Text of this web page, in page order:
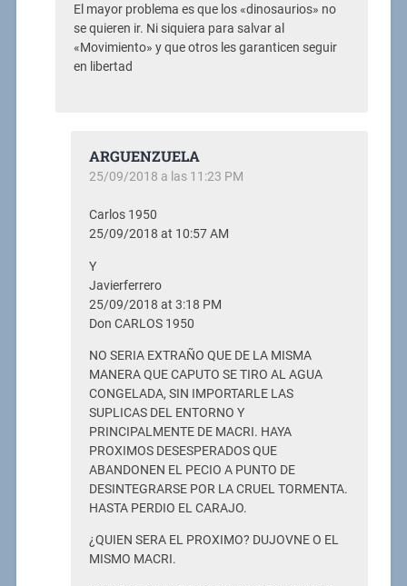
El mayor problema es que los «dinosaurios» no
se quieren ir. Ni siquiera para salvar al
«Movimiento» y que otros les garanticen seguir
en libertad
ARGUENZUELA
25/09/2018 a las 11:23 PM
Carlos 1950
25/09/2018 at 10:57 AM
Y
Javierferrero
25/09/2018 at 3:18 PM
Don CARLOS 1950
NO SERIA EXTRAÑO QUE DE LA MISMA
MANERA QUE CAPUTO SE TIRO AL AGUA
CONGELADA, SIN IMPORTARLE LAS
SUPLICAS DEL ENTORNO Y
PRINCIPALMENTE DE MACRI. HAYA
PROXIMOS DESESPERADOS QUE
ABANDONEN EL PECIO A PUNTO DE
DESINTEGRARSE POR LA CRUEL TORMENTA.
HASTA PERDIO EL CARAJO.
¿QUIEN SERA EL PROXIMO? DUJOVNE O EL
MISMO MACRI.